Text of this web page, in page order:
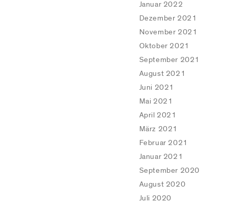
Januar 2022
Dezember 2021
November 2021
Oktober 2021
September 2021
August 2021
Juni 2021
Mai 2021
April 2021
März 2021
Februar 2021
Januar 2021
September 2020
August 2020
Juli 2020